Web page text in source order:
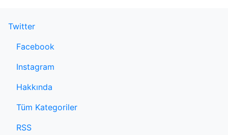
Twitter
Facebook
Instagram
Hakkında
Tüm Kategoriler
RSS